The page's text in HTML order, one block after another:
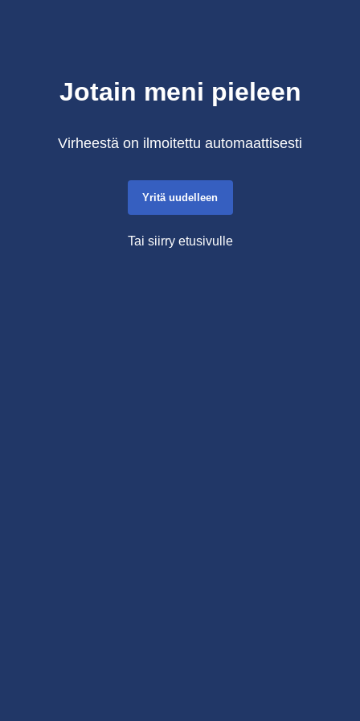
Jotain meni pieleen
Virheestä on ilmoitettu automaattisesti
Yritä uudelleen
Tai siirry etusivulle